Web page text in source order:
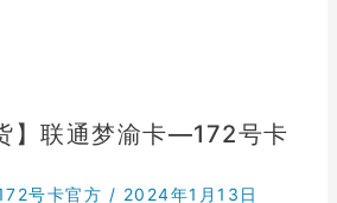
】联通梦渝卡—172号卡
号卡官方 / 2024年1月13日